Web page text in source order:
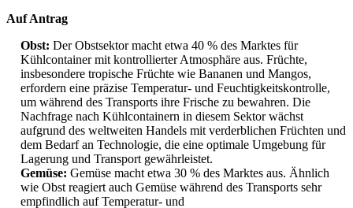
Auf Antrag
Obst: Der Obstsektor macht etwa 40 % des Marktes für
Kühlcontainer mit kontrollierter Atmosphäre aus. Früchte,
insbesondere tropische Früchte wie Bananen und Mangos,
erfordern eine präzise Temperatur- und Feuchtigkeitskontrolle,
um während des Transports ihre Frische zu bewahren. Die
Nachfrage nach Kühlcontainern in diesem Sektor wächst
aufgrund des weltweiten Handels mit verderblichen Früchten und
dem Bedarf an Technologie, die eine optimale Umgebung für
Lagerung und Transport gewährleistet.
Gemüse: Gemüse macht etwa 30 % des Marktes aus. Ähnlich
wie Obst reagiert auch Gemüse während des Transports sehr
empfindlich auf Temperatur- und